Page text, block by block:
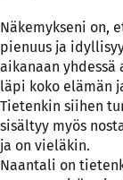
Näkemykseni on,
pienuus ja
aikanaan yhdessä
läpi koko elämän
Tietenkin siihen
sisältyy myös
ja on vieläkin.
Naantali on